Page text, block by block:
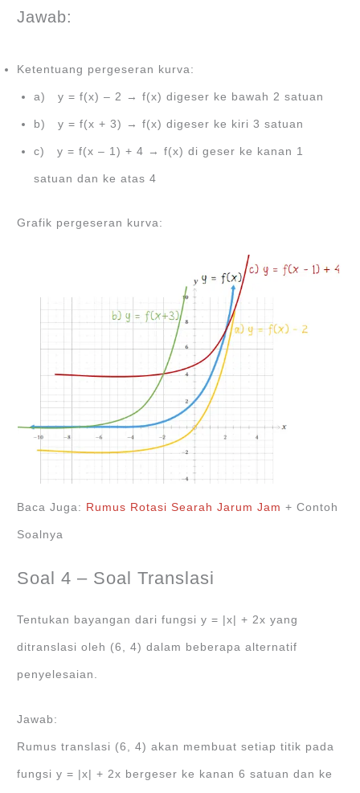
Jawab:
Ketentuang pergeseran kurva:
a) y = f(x) – 2 → f(x) digeser ke bawah 2 satuan
b) y = f(x + 3) → f(x) digeser ke kiri 3 satuan
c) y = f(x – 1) + 4 → f(x) di geser ke kanan 1
satuan dan ke atas 4
Grafik pergeseran kurva:
Baca Juga: Rumus Rotasi Searah Jarum Jam + Contoh
Soalnya
Soal 4 – Soal Translasi
Tentukan bayangan dari fungsi y = |x| + 2x yang
ditranslasi oleh (6, 4) dalam beberapa alternatif
penyelesaian.
Jawab:
Rumus translasi (6, 4) akan membuat setiap titik pada
fungsi y = |x| + 2x bergeser ke kanan 6 satuan dan ke